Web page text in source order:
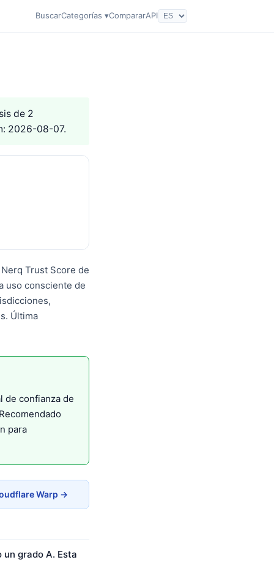
BuscarCategorías ▾CompararAPI
de 2
2026-08-07.
Trust Score de
uso consciente de
Última
de confianza de
para
Warp →
grado A. Esta